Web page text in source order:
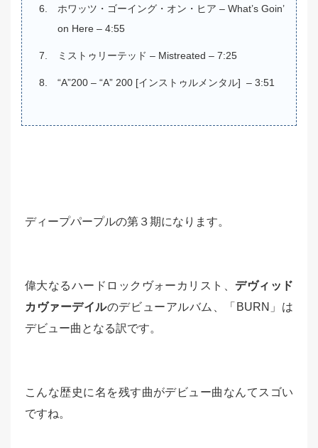
ホワッツ・ゴーイング・オン・ヒア – What’s Goin’
on Here – 4:55
ミストゥリーテッド – Mistreated – 7:25
“A”200 – “A” 200 [インストゥルメンタル] – 3:51
ディープパープルの第３期になります。
偉大なるハードロックヴォーカリスト、 デヴィッド
カヴァーデイルのデビューアルバム、「BURN」は
デビュー曲となる訳です。
こんな歴史に名を残す曲がデビュー曲なんてスゴい
ですね。